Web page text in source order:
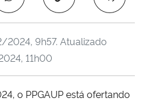
e Comunicações
2024, 9h57. Atualizado
11h00
o PPGAUP está ofertando